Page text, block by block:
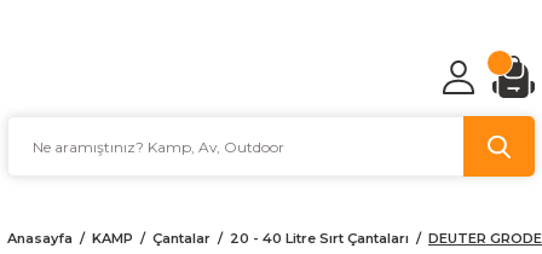
Anasayfa KAMP Çantalar 20 - 40 Litre Sırt Çantaları DEUTER